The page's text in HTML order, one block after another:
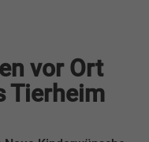
vor Ort
Tierheim